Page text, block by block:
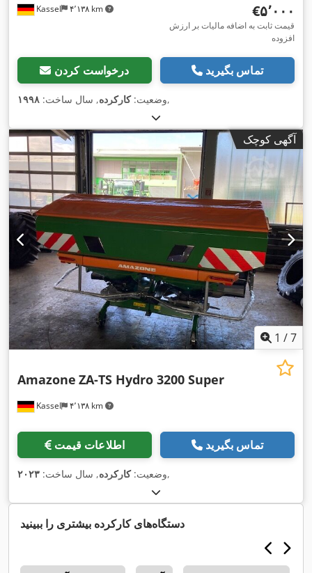
Kassel ۴٬۱۳۸ km ‎€۵٬۰۰۰
قیمت ثابت به اضافه مالیات بر ارزش
افزوده
درخواست کردن تماس بگیرید
وضعیت:کارکرده, سال ساخت: ۱۹۹۸ ,
آگهی کوچک
1 /7
Kassel ۴٬۱۳۸ km
Amazone ZA-TS Hydro 3200 Super
اطلاعات قیمت تماس بگیرید
وضعیت:کارکرده, سال ساخت: ۲۰۲۳ ,
دستگاه‌های کارکرده بیشتری را ببینید